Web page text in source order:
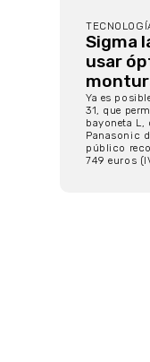
Sigma
usar
Ya es
31, que
bayoneta
Panasonic
público
749 euros